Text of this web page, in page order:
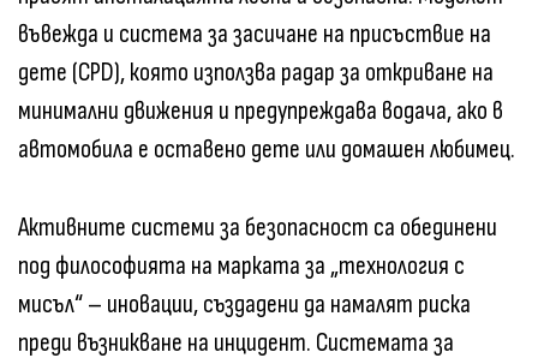
въвежда и система за засичане на присъствие на
дете (CPD), която използва радар за откриване на
минимални движения и предупреждава водача, ако в
автомобила е оставено дете или домашен любимец.
Активните системи за безопасност са обединени
под философията на марката за „технология с
мисъл“ – иновации, създадени да намалят риска
преди възникване на инцидент. Системата за